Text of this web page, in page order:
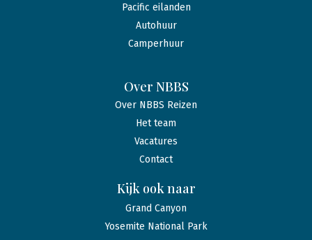
Pacific eilanden
Autohuur
Camperhuur
Over NBBS
Over NBBS Reizen
Het team
Vacatures
Contact
Kijk ook naar
Grand Canyon
Yosemite National Park